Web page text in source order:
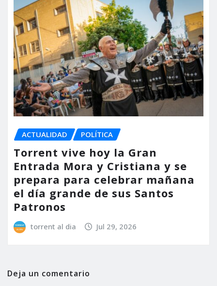
ACTUALIDAD POLÍTICA
Torrent vive hoy la Gran
Entrada Mora y Cristiana y se
prepara para celebrar mañana
el día grande de sus Santos
Patronos
torrent al dia Jul 29, 2026
Deja un comentario